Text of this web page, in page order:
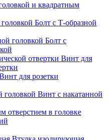
и квадратным
Болт с Т-образной
Болт с
Винт для
для розетки
Винт с накатанной
отверстием в головке